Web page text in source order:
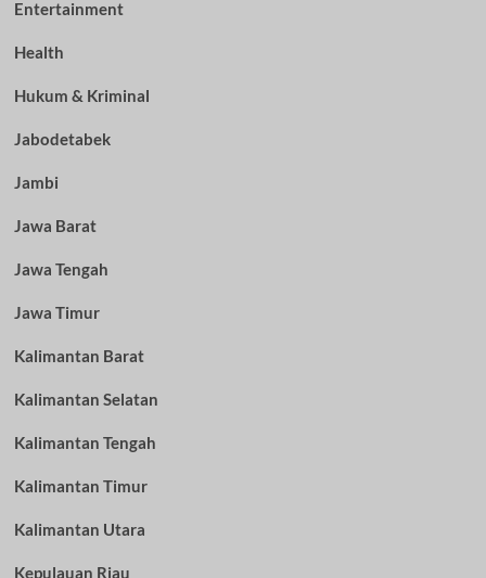
Entertainment
Health
Hukum & Kriminal
Jabodetabek
Jambi
Jawa Barat
Jawa Tengah
Jawa Timur
Kalimantan Barat
Kalimantan Selatan
Kalimantan Tengah
Kalimantan Timur
Kalimantan Utara
Kepulauan Riau